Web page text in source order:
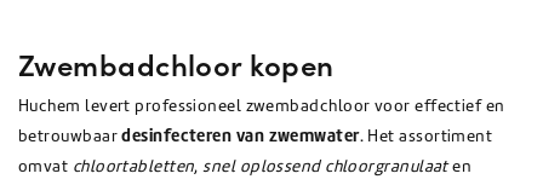
Zwembadchloor kopen
Huchem levert professioneel zwembadchloor voor effectief en
betrouwbaardesinfecteren van zwemwater. Het assortiment
omvat chloortabletten,snel oplossend chloorgranulaaten